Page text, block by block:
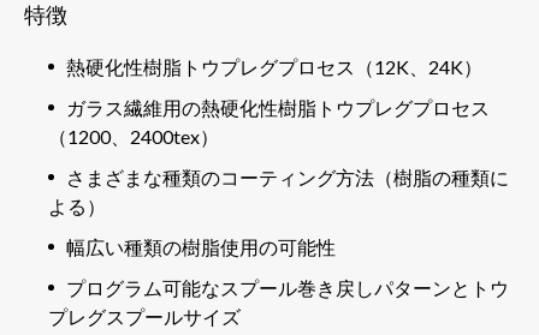
特徴
熱硬化性樹脂トウプレグプロセス（12K、24K）
ガラス繊維用の熱硬化性樹脂トウプレグプロセス
（1200、2400tex）
さまざまな種類のコーティング方法（樹脂の種類に
よる）
幅広い種類の樹脂使用の可能性
プログラム可能なスプール巻き戻しパターンとトウ
プレグスプールサイズ